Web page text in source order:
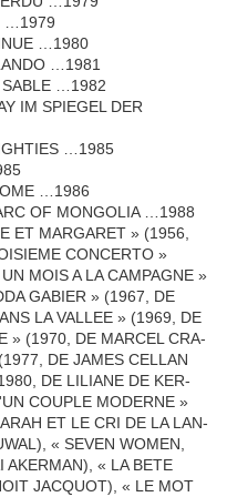
…1979
…1980
…1981
…1982
IM SPIEGEL DER
…1985
…1986
OF MONGOLIA …1988
ET MARGARET » (1956,
CONCERTO »
MOIS A LA CAMPAGNE »
GABIER » (1967, DE
LA VALLEE » (1969, DE
» (1970, DE MARCEL CRA­
DE JAMES CELLAN
DE LILIANE DE KER­
COUPLE MODERNE »
ET LE CRI DE LA LAN­
« SEVEN WOMEN,
AKERMAN), « LA BETE
JACQUOT), « LE MOT